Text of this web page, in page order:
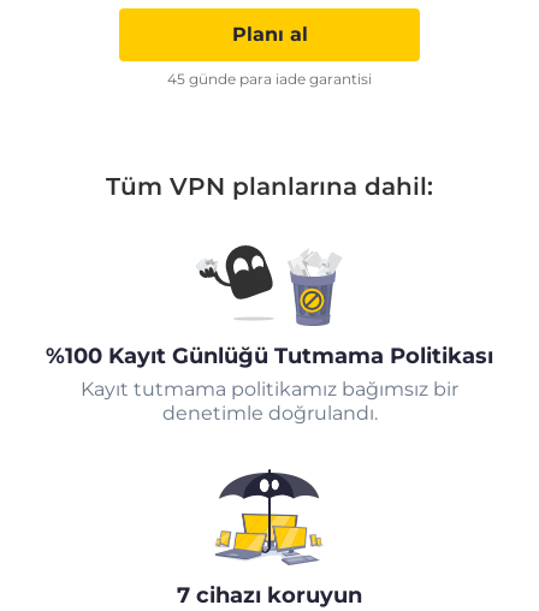
Planı al
45 günde para iade garantisi
Tüm VPN planlarına dahil:
%100 Kayıt Günlüğü Tutmama Politikası
Kayıt tutmama politikamız bağımsız bir
denetimle doğrulandı.
7 cihazı koruyun